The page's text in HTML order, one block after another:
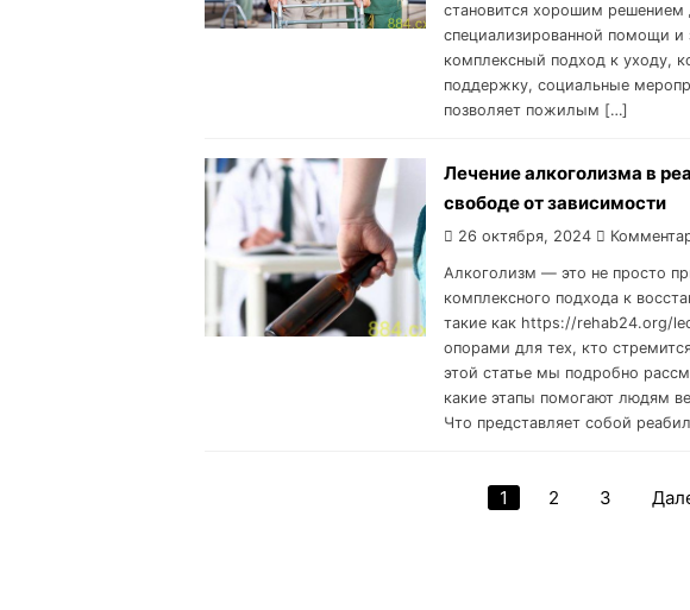
становится хорошим
специализированной помощи и
комплексный подход к уходу,
поддержку, социальные
позволяет пожилым […]
Лечение алкоголизма в
свободе от зависимости
26 октября, 2024
Алкоголизм — это не просто
комплексного подхода к
такие как https://rehab24.org/
опорами для тех, кто
этой статье мы подробно
какие этапы помогают людям
Что представляет собой
1 2 3